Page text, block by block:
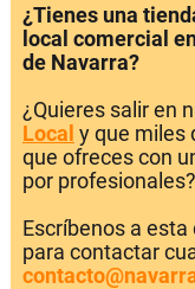
¿Tienes una
local comercial
de Navarra?
¿Quieres salir en
Local y que miles
que ofreces con
por profesionales?
Escríbenos a
para contactar